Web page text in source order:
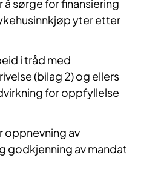
å sørge for finansiering
yter etter
i tråd med
(bilag 2) og ellers
for oppfyllelse
oppnevning av
godkjenning av mandat